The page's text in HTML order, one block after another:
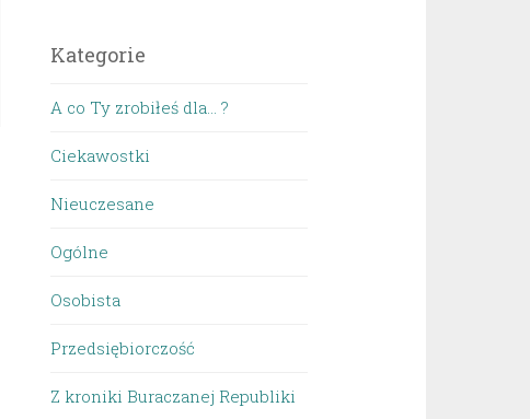
Kategorie
A co Ty zrobiłeś dla… ?
Ciekawostki
Nieuczesane
Ogólne
Osobista
Przedsiębiorczość
Z kroniki Buraczanej Republiki